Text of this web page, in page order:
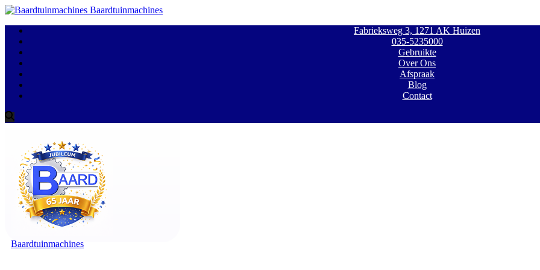
Baardtuinmachines
Fabrieksweg 3, 1271 AK Huizen
035-5235000
Gebruikte
Over Ons
Afspraak
Blog
Contact
Baardtuinmachines